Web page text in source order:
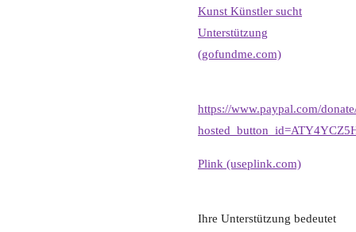
Kunst Künstler sucht
Unterstützung
(gofundme.com)
https://www.paypal.com/
Plink (useplink.com)
Ihre Unterstützung bedeutet